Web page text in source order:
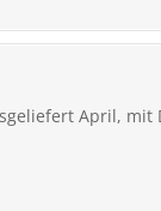
April, mit